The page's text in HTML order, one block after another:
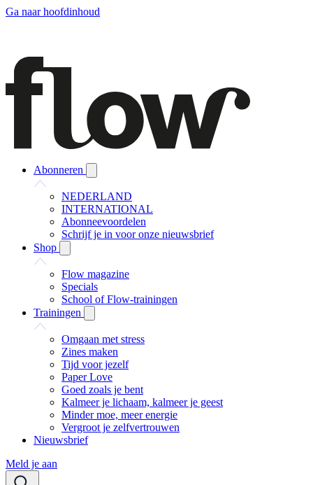
Ga naar hoofdinhoud
Abonneren
NEDERLAND
INTERNATIONAL
Abonneevoordelen
Schrijf je in voor onze nieuwsbrief
Shop
Flow magazine
Specials
School of Flow-trainingen
Trainingen
Omgaan met stress
Zines maken
Tijd voor jezelf
Paper Love
Goed zoals je bent
Kalmeer je lichaam, kalmeer je geest
Minder moe, meer energie
Vergroot je zelfvertrouwen
Nieuwsbrief
Meld je aan